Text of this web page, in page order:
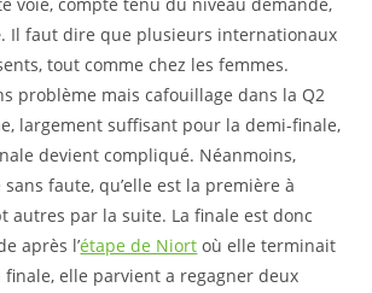
voie, compte tenu du niveau demandé,
. Il faut dire que plusieurs internationaux
tout comme chez les femmes.
problème mais cafouillage dans la Q2
largement suffisant pour la demi-finale,
devient compliqué. Néanmoins,
faute, qu’elle est la première à
autres par la suite. La finale est donc
après l’étape de Niort où elle terminait
elle parvient a regagner deux